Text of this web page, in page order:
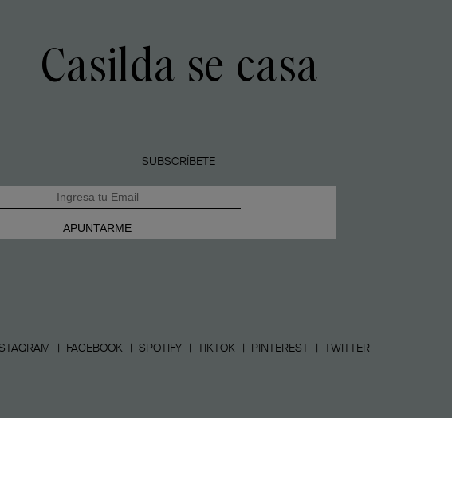
Casilda se casa
SUBSCRÍBETE
FACEBOOK SPOTIFY TIKTOK PINTEREST TWITTER